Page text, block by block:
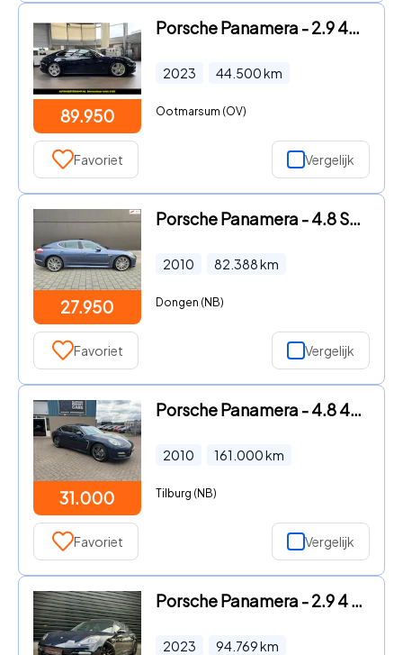
89.950
Porsche Panamera - 2.9 4S E-Hybrid 560 PK ACC Luchtvering Memory LED Stuurverwa
2023 44.500km
Ootmarsum (OV)
Favoriet Vergelijk
27.950
Porsche Panamera - 4.8 S/ YACHTING MAHOGANY PACKAGE
2010 82.388km
Dongen (NB)
Favoriet Vergelijk
31.000
Porsche Panamera - 4.8 4S in sublieme staat
2010 161.000km
Tilburg (NB)
Favoriet Vergelijk
Porsche Panamera - 2.9 4 E-Hybrid PLATIN|PANO|CHRONO|SOFT|4WL STURING
2023 94.769km